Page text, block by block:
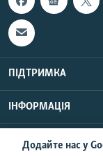
Додайте нас у
ПІДТРИМКА
ІНФОРМАЦІЯ
©
UTC+3